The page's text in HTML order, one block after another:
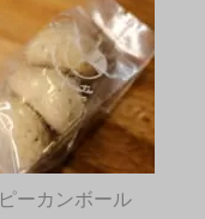
ピーカンボール